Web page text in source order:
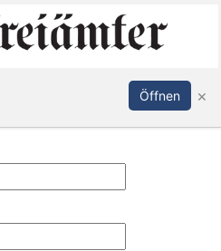
Abonnieren Anmelden
Öffnen ×